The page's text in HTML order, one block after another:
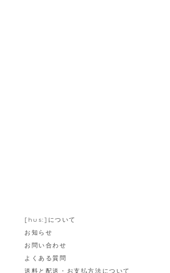
[hus:]について
お知らせ
お問い合わせ
よくある質問
送料と配送・お支払方法について